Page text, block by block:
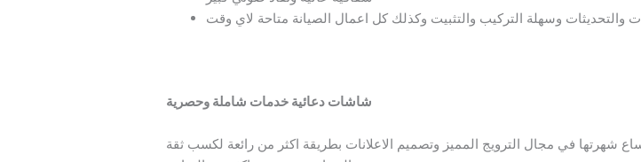
والتحديثات وسهلة التركيب والتثبيت وكذلك كل اعمال الصيانة متاحة لاي وقت
شاشات دعائية خدمات شاملة وحصرية
شهرتها في مجال الترويج المميز وتصميم الاعلانات بطريقة اكثر من رائعة لكسب ثقة